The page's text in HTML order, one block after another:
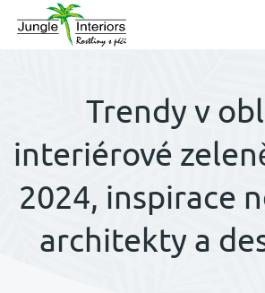
Trendy v
interiérové
2024, inspirace
architekty a